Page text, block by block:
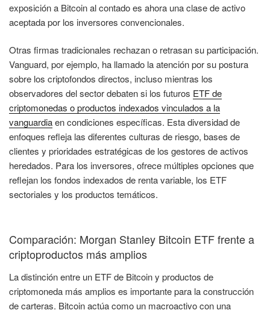
exposición a Bitcoin al contado es ahora una clase de activo
aceptada por los inversores convencionales.
Otras firmas tradicionales rechazan o retrasan su participación.
Vanguard, por ejemplo, ha llamado la atención por su postura
sobre los criptofondos directos, incluso mientras los
observadores del sector debaten si los futuros ETF de
criptomonedas o productos indexados vinculados a la
vanguardiaen condiciones específicas. Esta diversidad de
enfoques refleja las diferentes culturas de riesgo, bases de
clientes y prioridades estratégicas de los gestores de activos
heredados. Para los inversores, ofrece múltiples opciones que
reflejan los fondos indexados de renta variable, los ETF
sectoriales y los productos temáticos.
Comparación: Morgan Stanley Bitcoin ETF frente a
criptoproductos más amplios
La distinción entre un ETF de Bitcoin y productos de
criptomoneda más amplios es importante para la construcción
de carteras. Bitcoin actúa como un macroactivo con una